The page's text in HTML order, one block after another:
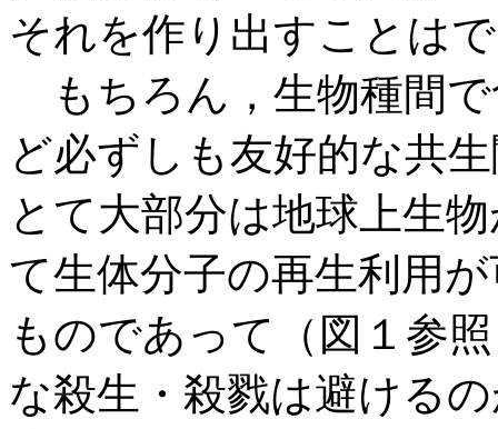
それを作り出すことは
もちろん，生物種間
ど必ずしも友好的な共
とて大部分は地球上生
て生体分子の再生利用
ものであって（図１参
な殺生・殺戮は避ける